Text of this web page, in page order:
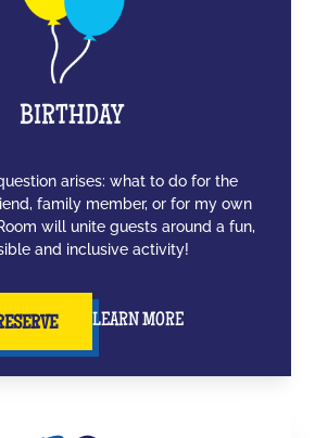
BIRTHDAY
arises: what to do for the
family member, or for my own
will unite guests around a fun,
and inclusive activity!
LEARN MORE